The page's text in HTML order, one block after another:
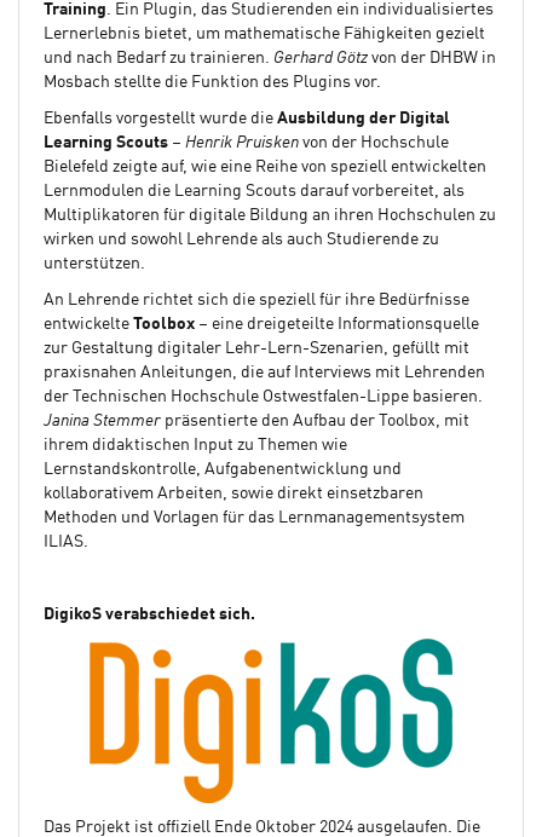
Training. Ein Plugin, das Studierenden ein individualisiertes
Lernerlebnis bietet, um mathematische Fähigkeiten gezielt
und nach Bedarf zu trainieren. Gerhard Götz von der DHBW in
Mosbach stellte die Funktion des Plugins vor.
Ebenfalls vorgestellt wurde die Ausbildung der Digital
Learning Scouts – Henrik Pruisken von der Hochschule
Bielefeld zeigte auf, wie eine Reihe von speziell entwickelten
Lernmodulen die Learning Scouts darauf vorbereitet, als
Multiplikatoren für digitale Bildung an ihren Hochschulen zu
wirken und sowohl Lehrende als auch Studierende zu
unterstützen.
An Lehrende richtet sich die speziell für ihre Bedürfnisse
entwickelte Toolbox – eine dreigeteilte Informationsquelle
zur Gestaltung digitaler Lehr-Lern-Szenarien, gefüllt mit
praxisnahen Anleitungen, die auf Interviews mit Lehrenden
der Technischen Hochschule Ostwestfalen-Lippe basieren.
Janina Stemmer präsentierte den Aufbau der Toolbox, mit
ihrem didaktischen Input zu Themen wie
Lernstandskontrolle, Aufgabenentwicklung und
kollaborativem Arbeiten, sowie direkt einsetzbaren
Methoden und Vorlagen für das Lernmanagementsystem
ILIAS.
DigikoS verabschiedet sich.
Das Projekt ist offiziell Ende Oktober 2024 ausgelaufen. Die